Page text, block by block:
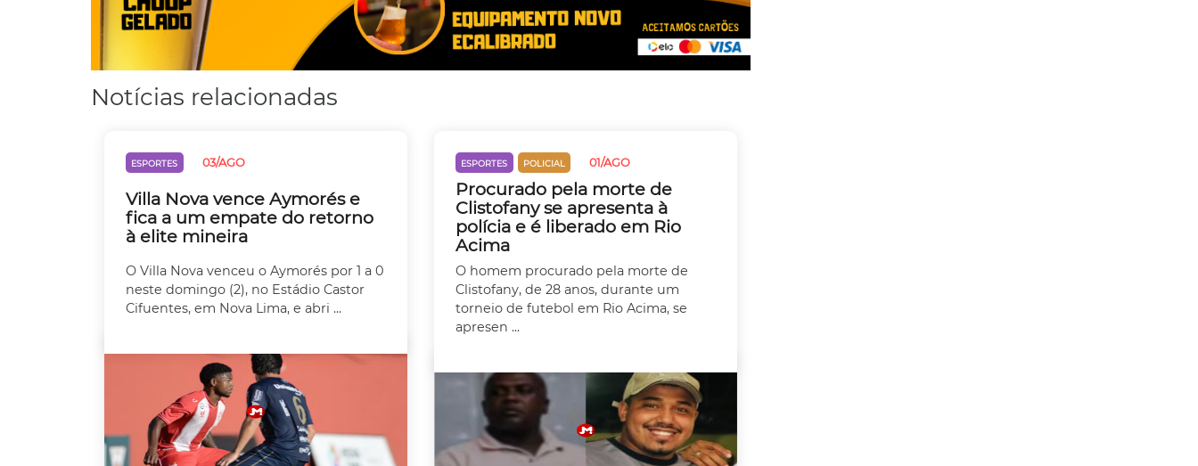
Notícias relacionadas
ESPORTES 03/AGO
Villa Nova vence Aymorés e
fica a um empate do retorno
à elite mineira
O Villa Nova venceu o Aymorés por 1 a 0
neste domingo (2), no Estádio Castor
Cifuentes, em Nova Lima, e abri ...
ESPORTES POLICIAL 01/AGO
Procurado pela morte de
Clistofany se apresenta à
polícia e é liberado em Rio
Acima
O homem procurado pela morte de
Clistofany, de 28 anos, durante um
torneio de futebol em Rio Acima, se
apresen ...